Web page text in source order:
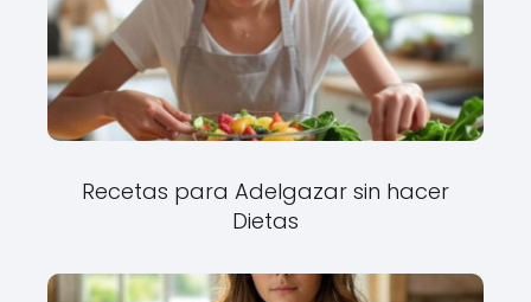
Recetas para Adelgazar sin hacer
Dietas